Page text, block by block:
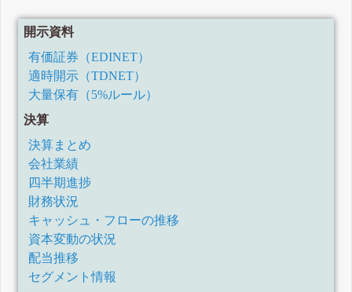
開示資料
有価証券（EDINET）
適時開示（TDNET）
大量保有（5%ルール）
決算
決算まとめ
会社業績
四半期進捗
財務状況
キャッシュ・フローの推移
資本変動の状況
配当推移
セグメント情報